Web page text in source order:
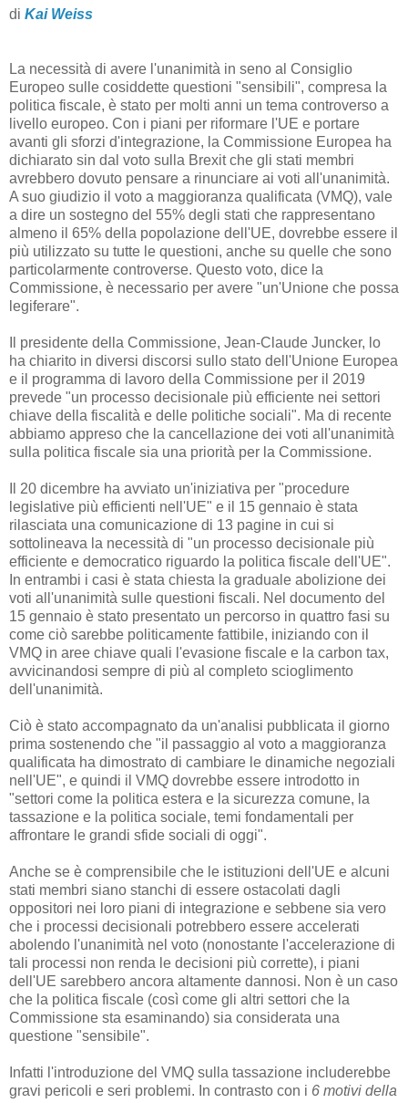
di Kai Weiss
La necessità di avere l'unanimità in seno al Consiglio
Europeo sulle cosiddette questioni "sensibili", compresa la
politica fiscale, è stato per molti anni un tema controverso a
livello europeo. Con i piani per riformare l'UE e portare
avanti gli sforzi d'integrazione, la Commissione Europea ha
dichiarato sin dal voto sulla Brexit che gli stati membri
avrebbero dovuto pensare a rinunciare ai voti all'unanimità.
A suo giudizio il voto a maggioranza qualificata (VMQ), vale
a dire un sostegno del 55% degli stati che rappresentano
almeno il 65% della popolazione dell'UE, dovrebbe essere il
più utilizzato su tutte le questioni, anche su quelle che sono
particolarmente controverse. Questo voto, dice la
Commissione, è necessario per avere "un'Unione che possa
legiferare".
Il presidente della Commissione, Jean-Claude Juncker, lo
ha chiarito in diversi discorsi sullo stato dell'Unione Europea
e il programma di lavoro della Commissione per il 2019
prevede "un processo decisionale più efficiente nei settori
chiave della fiscalità e delle politiche sociali". Ma di recente
abbiamo appreso che la cancellazione dei voti all'unanimità
sulla politica fiscale sia una priorità per la Commissione.
Il 20 dicembre ha avviato un'iniziativa per "procedure
legislative più efficienti nell'UE" e il 15 gennaio è stata
rilasciata una comunicazione di 13 pagine in cui si
sottolineava la necessità di "un processo decisionale più
efficiente e democratico riguardo la politica fiscale dell'UE".
In entrambi i casi è stata chiesta la graduale abolizione dei
voti all'unanimità sulle questioni fiscali. Nel documento del
15 gennaio è stato presentato un percorso in quattro fasi su
come ciò sarebbe politicamente fattibile, iniziando con il
VMQ in aree chiave quali l'evasione fiscale e la carbon tax,
avvicinandosi sempre di più al completo scioglimento
dell'unanimità.
Ciò è stato accompagnato da un'analisi pubblicata il giorno
prima sostenendo che "il passaggio al voto a maggioranza
qualificata ha dimostrato di cambiare le dinamiche negoziali
nell'UE", e quindi il VMQ dovrebbe essere introdotto in
"settori come la politica estera e la sicurezza comune, la
tassazione e la politica sociale, temi fondamentali per
affrontare le grandi sfide sociali di oggi".
Anche se è comprensibile che le istituzioni dell'UE e alcuni
stati membri siano stanchi di essere ostacolati dagli
oppositori nei loro piani di integrazione e sebbene sia vero
che i processi decisionali potrebbero essere accelerati
abolendo l'unanimità nel voto (nonostante l'accelerazione di
tali processi non renda le decisioni più corrette), i piani
dell'UE sarebbero ancora altamente dannosi. Non è un caso
che la politica fiscale (così come gli altri settori che la
Commissione sta esaminando) sia considerata una
questione "sensibile".
Infatti l'introduzione del VMQ sulla tassazione includerebbe
gravi pericoli e seri problemi. In contrasto con i 6 motivi della